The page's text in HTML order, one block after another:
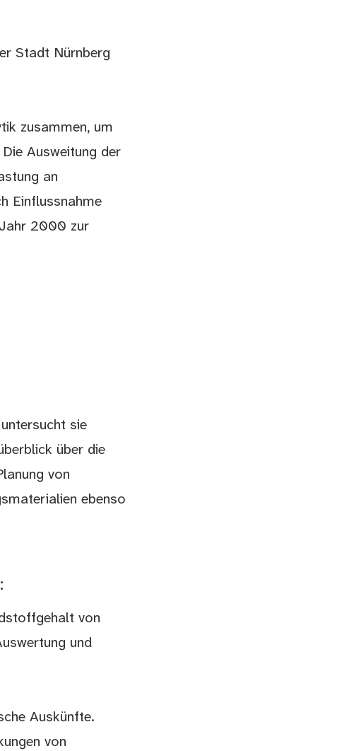
Stadt Nürnberg
zusammen, um
Ausweitung der
an
Einflussnahme
2000 zur
sie
über die
von
ebenso
von
und
Auskünfte.
von